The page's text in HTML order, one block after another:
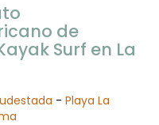
de
Surf en La
- Playa La